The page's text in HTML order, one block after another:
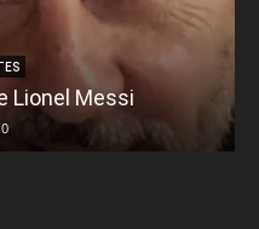
Lionel Messi
0